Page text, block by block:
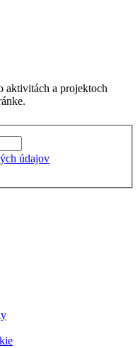
aktivitách a projektoch
údajov